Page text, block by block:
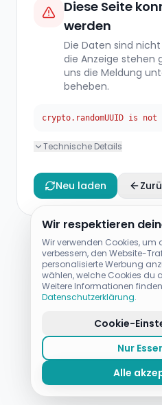
Wir respektieren
Wir verwenden Cookies, um
verbessern, den Website-
personalisierte Werbung
wählen, welche Cookies du
Weitere Informationen
Datenschutzerklärung.
Cookie-
Nur
Alle
Diese Seite
werden
Die Daten sind
die Anzeige stehen
uns die Meldung
beheben.
crypto.randomUUID is
Technische Details
Neu laden